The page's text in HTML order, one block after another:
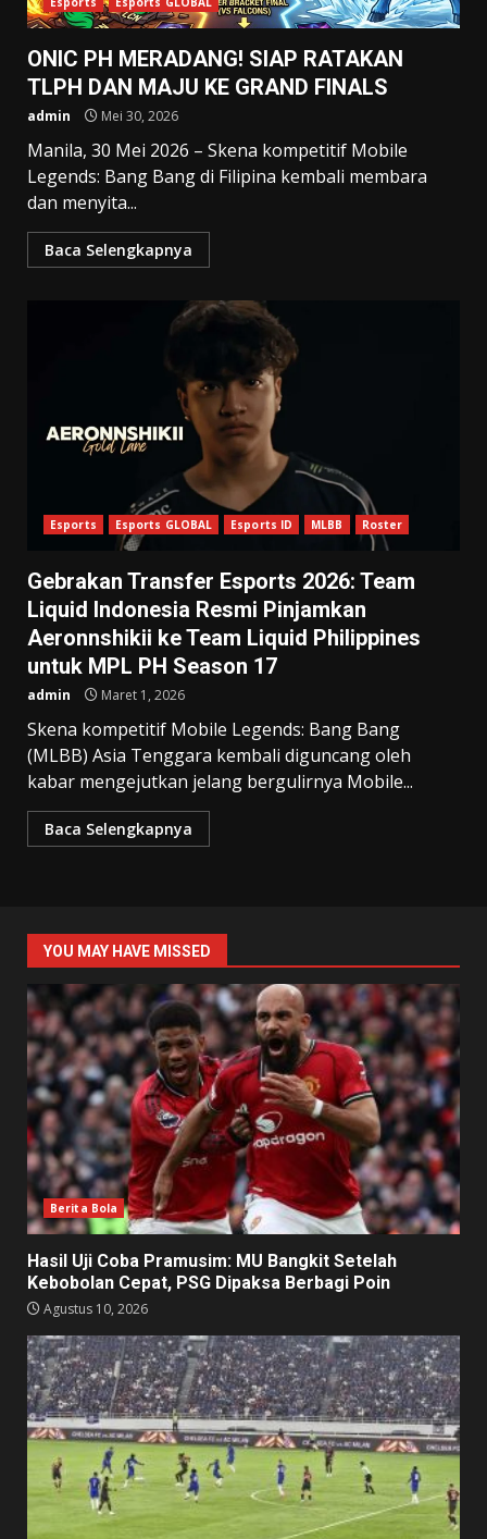
ONIC PH MERADANG! SIAP RATAKAN
TLPH DAN MAJU KE GRAND FINALS
admin Mei 30, 2026
Manila, 30 Mei 2026 – Skena kompetitif Mobile
Legends: Bang Bang di Filipina kembali membara
dan menyita...
Baca Selengkapnya
Esports Esports GLOBAL Esports ID MLBB Roster
Gebrakan Transfer Esports 2026: Team
Liquid Indonesia Resmi Pinjamkan
Aeronnshikii ke Team Liquid Philippines
untuk MPL PH Season 17
admin Maret 1, 2026
Skena kompetitif Mobile Legends: Bang Bang
(MLBB) Asia Tenggara kembali diguncang oleh
kabar mengejutkan jelang bergulirnya Mobile...
Baca Selengkapnya
YOU MAY HAVE MISSED
Berita Bola
Hasil Uji Coba Pramusim: MU Bangkit Setelah
Kebobolan Cepat, PSG Dipaksa Berbagi Poin
Agustus 10, 2026